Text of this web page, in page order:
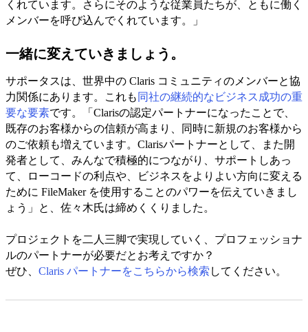
くれています。さらにそのような従業員たちが、ともに働く
メンバーを呼び込んでくれています。」
一緒に変えていきましょう。
サポータスは、世界中の Claris コミュニティのメンバーと協
力関係にあります。これも 同社の継続的なビジネス成功の重
要な要素です。「Clarisの認定パートナーになったことで、
既存のお客様からの信頼が高まり、同時に新規のお客様から
のご依頼も増えています。Clarisパートナーとして、また開
発者として、みんなで積極的につながり、サポートしあっ
て、ローコードの利点や、ビジネスをよりよい方向に変える
ために FileMaker を使用することのパワーを伝えていきまし
ょう」と、佐々木氏は締めくくりました。
プロジェクトを二人三脚で実現していく、プロフェッショナ
ルのパートナーが必要だとお考えですか？
ぜひ、 Claris パートナーをこちらから検索 してください。